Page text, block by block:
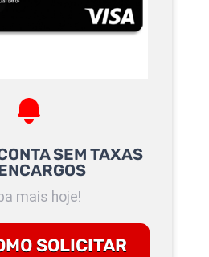
SEM TAXAS
mais hoje!
SOLICITAR